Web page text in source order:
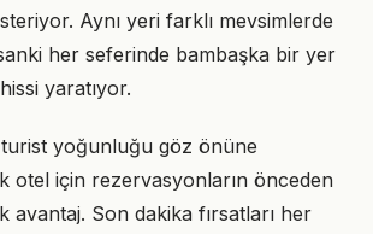
Aynı yeri farklı mevsimlerde
her seferinde bambaşka bir yer
yaratıyor.
yoğunluğu göz önüne
otel için rezervasyonların önceden
avantaj. Son dakika fırsatları her